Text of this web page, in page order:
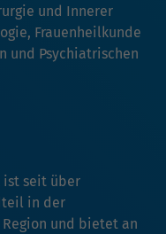
und Innerer
Frauenheilkunde
und Psychiatrischen
ist seit über
in der
und bietet an